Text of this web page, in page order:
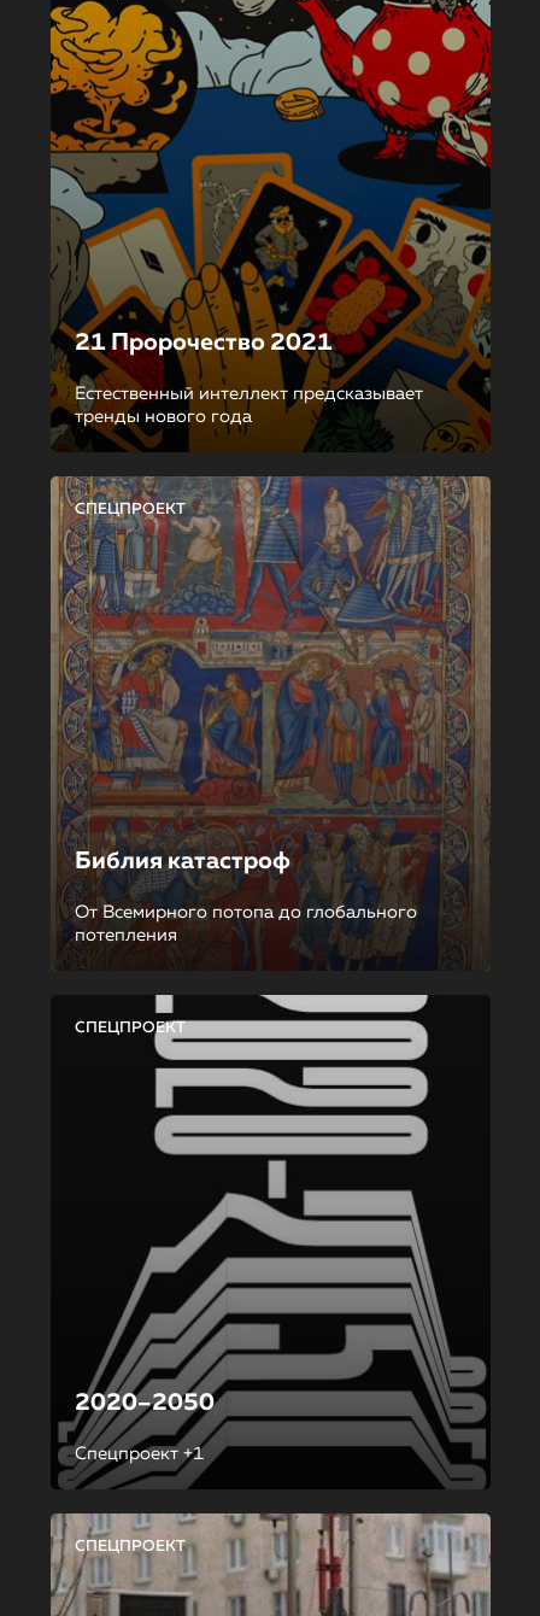
21 Пророчество 2021
Естественный интеллект предсказывает
тренды нового года
СПЕЦПРОЕКТ
Библия катастроф
От Всемирного потопа до глобального
потепления
СПЕЦПРОЕКТ
2020–2050
Спецпроект +1
СПЕЦПРОЕКТ